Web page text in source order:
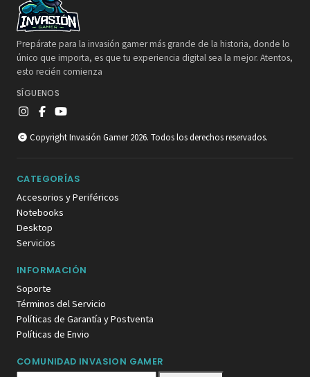
Prepárate para la invasión gamer más grande de la historia, donde lo
único que importa, es que tu experiencia digital sea la mejor. Atentos,
esto recién comienza
SÍGUENOS
Copyright Invasión Gamer 2026. Todos los derechos reservados.
CATEGORÍAS
Accesorios y Periféricos
Notebooks
Desktop
Servicios
INFORMACIÓN
Soporte
Términos del Servicio
Políticas de Garantía y Postventa
Políticas de Envio
COMUNIDAD INVASION GAMER